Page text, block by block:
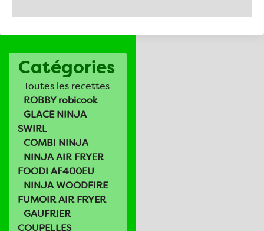
Catégories
Toutes les recettes
ROBBY robicook
GLACE NINJA
SWIRL
COMBI NINJA
NINJA AIR FRYER
FOODI AF400EU
NINJA WOODFIRE
FUMOIR AIR FRYER
GAUFRIER
COUPELLES